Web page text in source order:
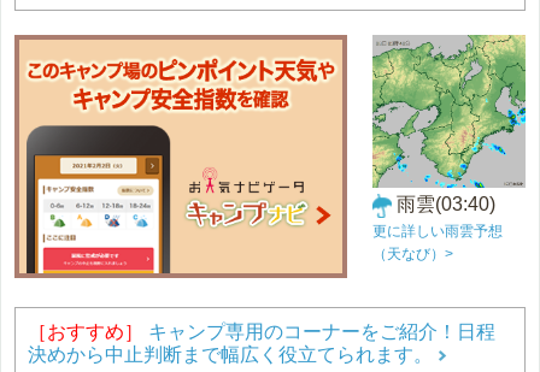
雨雲(03:40)
更に詳しい雨雲予想
（天なび）>
［おすすめ］
キャンプ専用のコーナーをご紹介！日程
決めから中止判断まで幅広く役立てられます。